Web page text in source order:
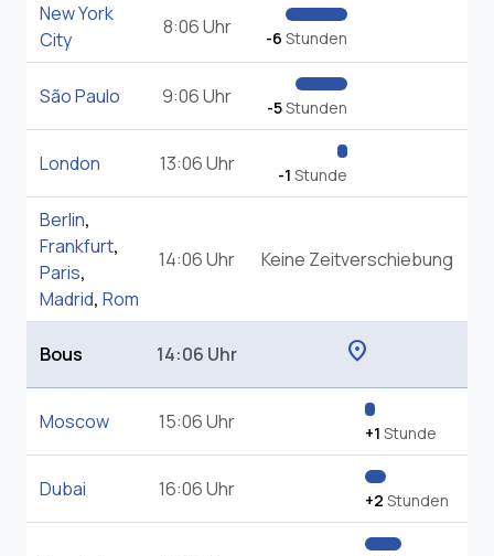
New York
City
8:06 Uhr -6 Stunden
São Paulo 9:06 Uhr -5Stunden
London 13:06 Uhr -1 Stunde
Berlin,
Frankfurt,
Paris,
Madrid, Rom
14:06 Uhr Keine Zeitverschiebung
Bous 14:06 Uhr location_on
Moscow 15:06 Uhr +1 Stunde
Dubai 16:06 Uhr +2 Stunden